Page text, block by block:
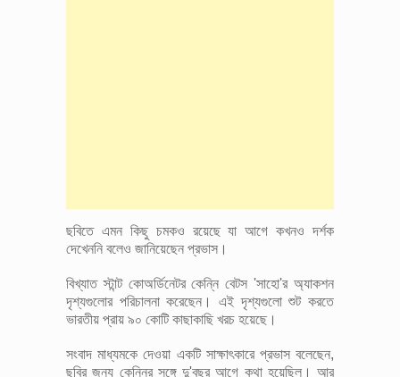
ছবিতে এমন কিছু চমকও রয়েছে যা আগে কখনও দর্শক
দেখেননি বলেও জানিয়েছেন প্রভাস।
বিখ্যাত স্টান্ট কোঅর্ডিনেটর কেন্নি বেটস 'সাহো'র অ্যাকশন
দৃশ্যগুলোর পরিচালনা করেছেন। এই দৃশ্যগুলো শুট করতে
ভারতীয় প্রায় ৯০ কোটি কাছাকাছি খরচ হয়েছে।
সংবাদ মাধ্যমকে দেওয়া একটি সাক্ষাৎকারে প্রভাস বলেছেন,
ছবির জন্য কেন্নির সঙ্গে দু'বছর আগে কথা হয়েছিল। আর